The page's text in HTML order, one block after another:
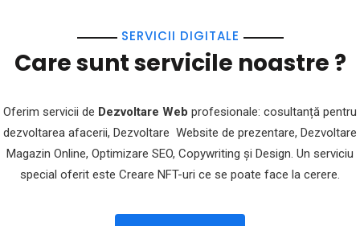
SERVICII DIGITALE
Care sunt servicile noastre ?
Oferim servicii de Dezvoltare Web profesionale: cosultanță pentru
dezvoltarea afacerii, Dezvoltare Website de prezentare, Dezvoltare
Magazin Online, Optimizare SEO, Copywriting și Design. Un serviciu
special oferit este Creare NFT-uri ce se poate face la cerere.